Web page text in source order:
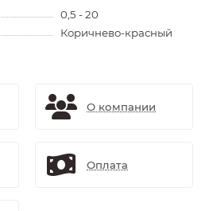
0,5 - 20
Коричнево-красный
О компании
Оплата